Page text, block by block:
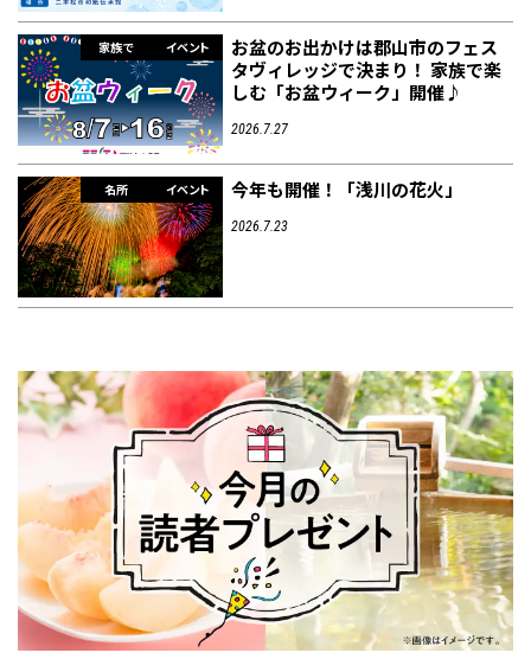
家族で イベント
お盆のお出かけは郡山市のフェス
タヴィレッジで決まり！ 家族で楽
しむ「お盆ウィーク」開催♪
2026.7.27
名所 イベント 今年も開催！「浅川の花火」
2026.7.23